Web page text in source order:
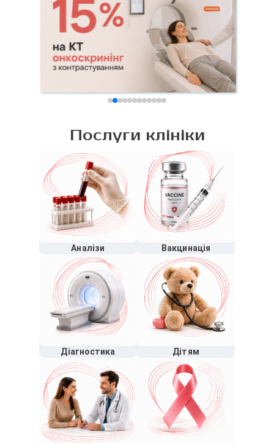
Послуги клініки
Аналізи Вакцинація
Діагностика Дітям